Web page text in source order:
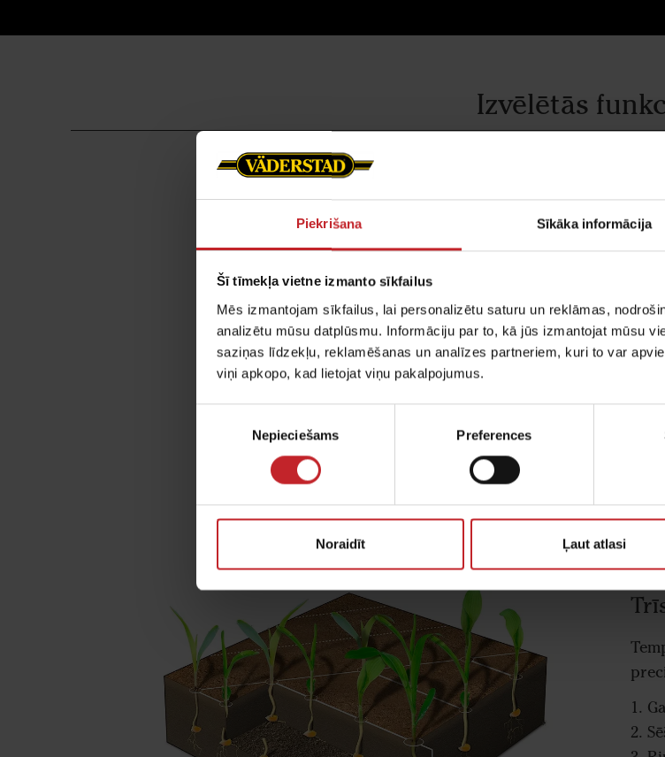
Piekrišana Sīkāka informācija
Šī tīmekļa vietne izmanto sīkfailus
Mēs izmantojam sīkfailus, lai personalizētu saturu un reklāmas,
analizētu mūsu datplūsmu. Informāciju par to, kā jūs izmantojat mūsu
saziņas līdzekļu, reklamēšanas un analīzes partneriem, kuri to var
viņi apkopo, kad lietojat viņu pakalpojumus.
Nepieciešams Preferences
Noraidīt Ļaut atlasi
Izvēlētās
Precīzās sējas sējmašīna
precizitāte visos
Veicot sēklas iestrādi, Tempo precīzās sējas sējmašīna
sēklām, vienmērīgu sēklas iestrādes dziļumu un
precizitāti neietekmē ārēji apstākļi, piemēram, ātrums,
1.
2.